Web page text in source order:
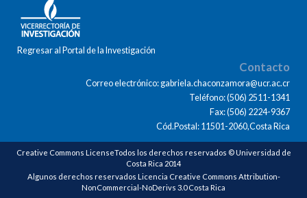
Regresar al Portal de la Investigación
Contacto
Correo electrónico: gabriela.chaconzamora@ucr.ac.cr
Teléfono: (506) 2511-1341
Fax: (506) 2224-9367
Cód.Postal: 11501-2060,Costa Rica
Creative Commons LicenseTodos los derechos reservados © Universidad de
Costa Rica 2014
Algunos derechos reservados Licencia Creative Commons Attribution-
NonCommercial-NoDerivs 3.0 Costa Rica